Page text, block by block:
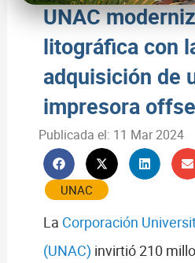
UNAC
litográfica con
adquisición de
impresora
Publicada el: 11 Mar 2024
UNAC
La Corporación
(UNAC) invirtió 210